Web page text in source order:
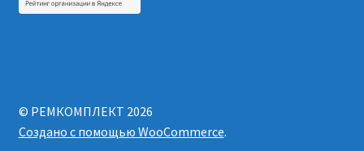
© РЕМКОМПЛЕКТ 2026
Создано с помощью WooCommerce.